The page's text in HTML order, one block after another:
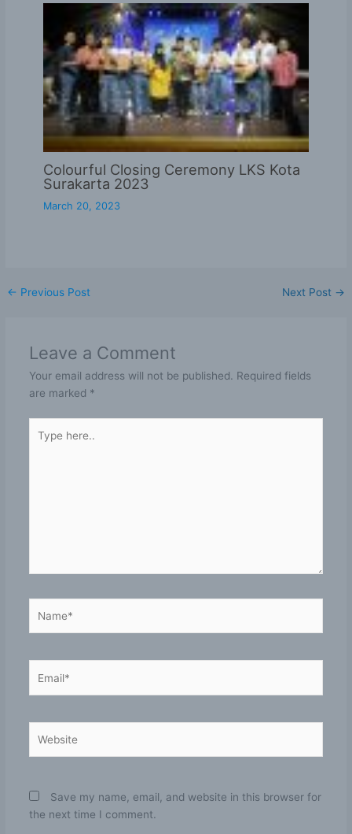
Colourful Closing Ceremony LKS Kota
Surakarta 2023
March 20, 2023
← Previous Post Next Post →
Leave a Comment
Your email address will not be published. Required fields
are marked *
here..
Save my name, email, and website in this browser for
the next time I comment.